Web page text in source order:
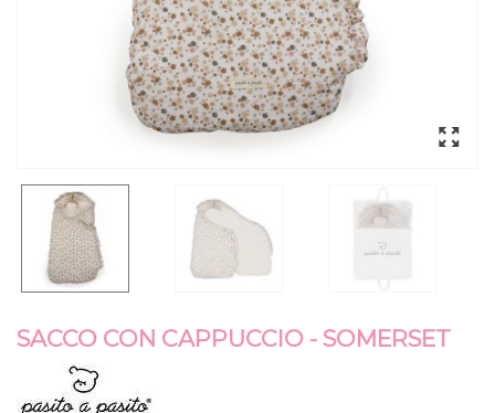
SACCO CON CAPPUCCIO - SOMERSET